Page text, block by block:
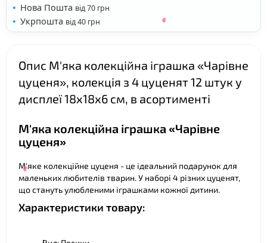
Нова Пошта від 70 грн
Укрпошта від 40 грн
Опис М'яка колекційна іграшка «Чарівне
цуценя», колекція з 4 цуценят 12 штук у
дисплеї 18х18х6 см, в асортименті
М'яка колекційна іграшка «Чарівне
цуценя»
М'яке колекційне цуценя - це ідеальний подарунок для
маленьких любителів тварин. У наборі 4 різних цуценят,
що стануть улюбленими іграшками кожної дитини.
Характеристики товару: